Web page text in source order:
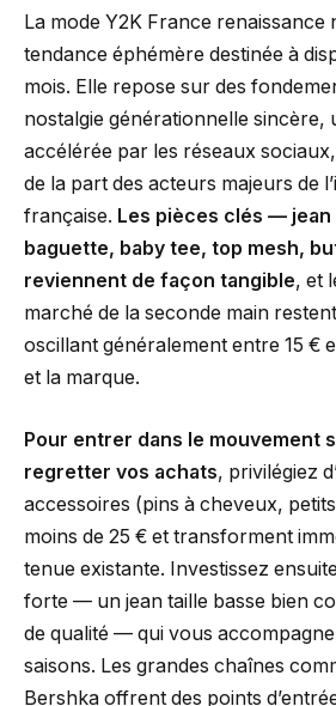
La mode Y2K France renaissance
tendance éphémère destinée à
mois. Elle repose sur des
nostalgie générationnelle sincère,
accélérée par les réseaux
de la part des acteurs majeurs de
française. Les pièces clés — jean
baguette, baby tee, top mesh,
reviennent de façon tangible, et
marché de la seconde main
oscillant généralement entre 15 €
et la marque.
Pour entrer dans le mouvement
regretter vos achats, privilégiez
accessoires (pins à cheveux,
moins de 25 € et transforment
tenue existante. Investissez
forte — un jean taille basse bien
de qualité — qui vous
saisons. Les grandes chaînes
Bershka offrent des points